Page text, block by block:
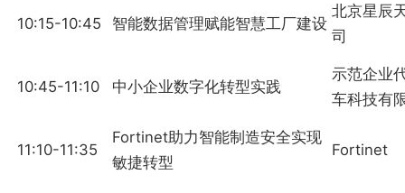
10:15-10:45 智能数据管理赋能智慧工厂建设
北京星辰
司
10:45-11:10 中小企业数字化转型实践
示范企业
车科技有
11:10-11:35
Fortinet助力智能制造安全实现
敏捷转型
Fortinet